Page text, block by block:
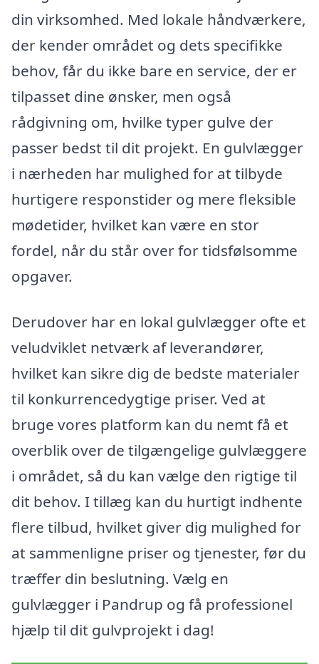
din virksomhed. Med lokale håndværkere,
der kender området og dets specifikke
behov, får du ikke bare en service, der er
tilpasset dine ønsker, men også
rådgivning om, hvilke typer gulve der
passer bedst til dit projekt. En gulvlægger
i nærheden har mulighed for at tilbyde
hurtigere responstider og mere fleksible
mødetider, hvilket kan være en stor
fordel, når du står over for tidsfølsomme
opgaver.
Derudover har en lokal gulvlægger ofte et
veludviklet netværk af leverandører,
hvilket kan sikre dig de bedste materialer
til konkurrencedygtige priser. Ved at
bruge vores platform kan du nemt få et
overblik over de tilgængelige gulvlæggere
i området, så du kan vælge den rigtige til
dit behov. I tillæg kan du hurtigt indhente
flere tilbud, hvilket giver dig mulighed for
at sammenligne priser og tjenester, før du
træffer din beslutning. Vælg en
gulvlægger i Pandrup og få professionel
hjælp til dit gulvprojekt i dag!